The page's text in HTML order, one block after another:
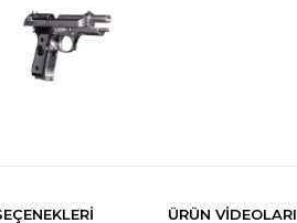
ÜRÜN VİDEOLARI